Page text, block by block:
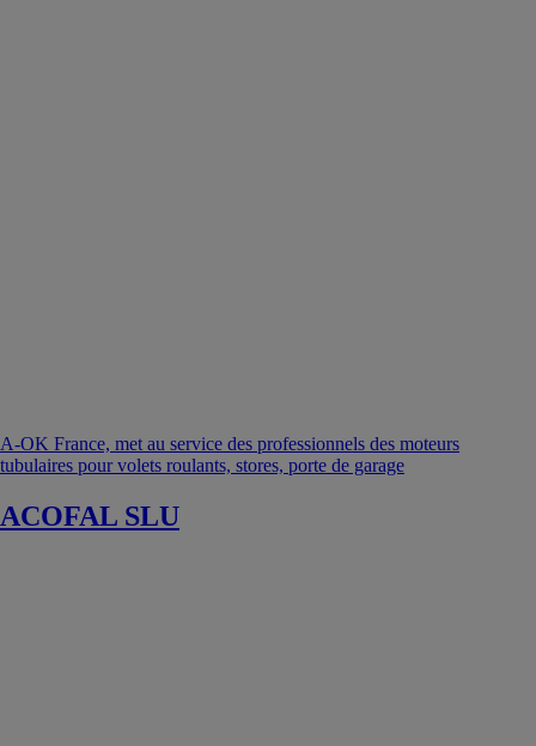
A-OK France, met au service des professionnels des moteurs
tubulaires pour volets roulants, stores, porte de garage
ACOFAL SLU